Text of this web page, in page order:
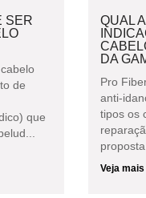
SER
de
que
QUAL
DA
Pro
anti-
tipos os
Veja mais